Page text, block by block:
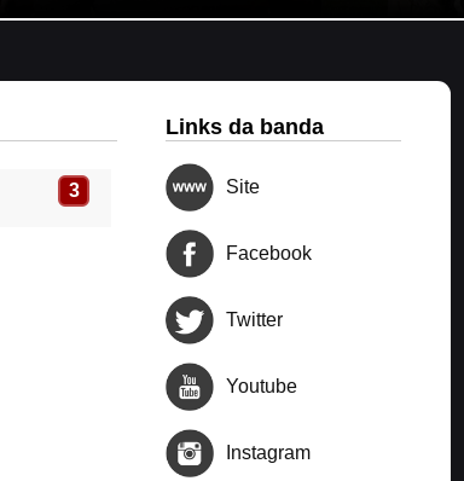
3
Links da banda
Site
Facebook
Twitter
Youtube
Instagram